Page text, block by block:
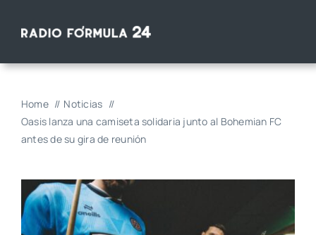
Home
Noticias
Oasis lanza una camiseta solidaria junto al Bohemian FC
antes de su gira de reunión